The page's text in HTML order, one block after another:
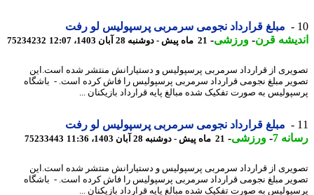
مبلغ قرارداد نجومی سرمربی پرسپولیس لو رفت
قرن- ورزشی-21 ماه پیش - دوشنبه 28 آبان 1403، 12:07 75234232
از قرارداد سرمربی پرسپولیس و دستیارانش منتشر شده است.این
مبلغ نجومی قرارداد سرمربی پرسپولیس را فاش کرده است. - باشگاه
به صورت تفکیک شده مبالغ پایه قرارداد بازیکنان ...
مبلغ قرارداد نجومی سرمربی پرسپولیس لو رفت
7
-ورزشی-21 ماه پیش - دوشنبه 28 آبان 1403، 11:36 75233443
از قرارداد سرمربی پرسپولیس و دستیارانش منتشر شده است.این
مبلغ نجومی قرارداد سرمربی پرسپولیس را فاش کرده است. - باشگاه
به صورت تفکیک شده مبالغ پایه قرارداد بازیکنان ...